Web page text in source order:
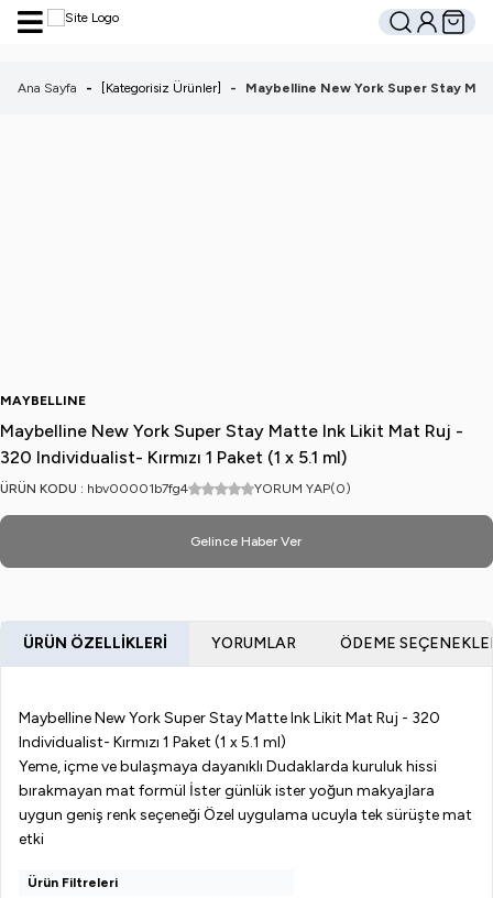
Hesabım
Sepetim
Ana Sayfa - [Kategorisiz Ürünler] - Maybelline New York Super Stay
MAYBELLINE
Maybelline New York Super Stay Matte Ink Likit Mat Ruj -
320 Individualist- Kırmızı 1 Paket (1 x 5.1 ml)
ÜRÜN KODU : hbv00001b7fg4 YORUM YAP(0)
Gelince Haber Ver
ÜRÜN ÖZELLIKLERI YORUMLAR ÖDEME
Maybelline New York Super Stay Matte Ink Likit Mat Ruj - 320
Individualist- Kırmızı 1 Paket (1 x 5.1 ml)
Yeme, içme ve bulaşmaya dayanıklı Dudaklarda kuruluk hissi
bırakmayan mat formül İster günlük ister yoğun makyajlara
uygun geniş renk seçeneği Özel uygulama ucuyla tek sürüşte mat
etki
Ürün Filtreleri